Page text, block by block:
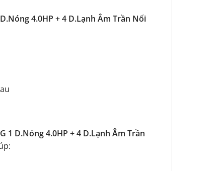
4.0HP + 4 D.Lạnh Âm Trần Nối
1 D.Nóng 4.0HP + 4 D.Lạnh Âm Trần